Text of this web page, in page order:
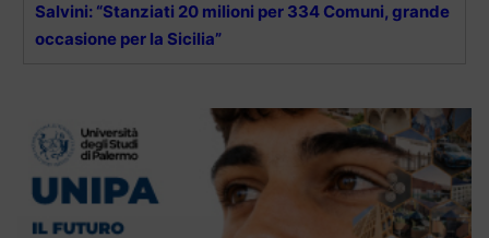
Salvini: “Stanziati 20 milioni per 334 Comuni, grande
occasione per la Sicilia”